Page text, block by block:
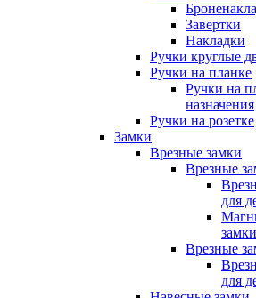
Завертки
Накладки
Ручки круглые
Ручки на планке
Ручки на
назначения
Ручки на розетке
Замки
Врезные замки
Врезные
для
замки
Врезные
для